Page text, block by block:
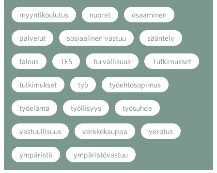
myyntikoulutus nuoret osaaminen
palvelut sosiaalinen vastuu sääntely
talous TES turvallisuus Tutkimukset
tutkimukset työ työehtosopimus
työelämä työllisyys työsuhde
vastuullisuus verkkokauppa verotus
ympäristö ympäristövastuu